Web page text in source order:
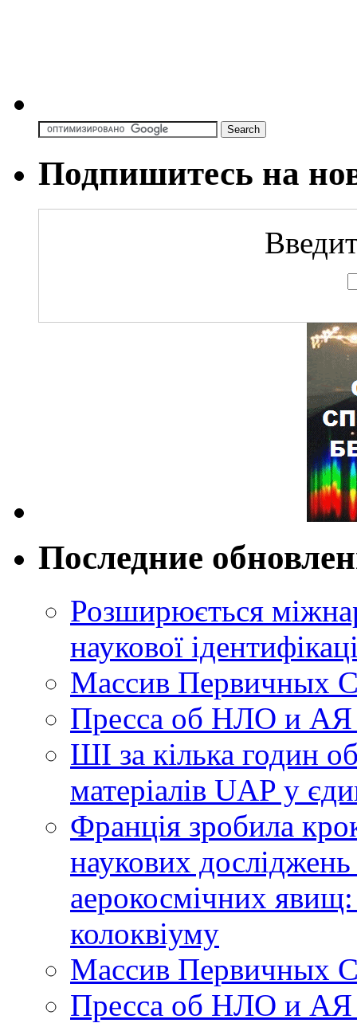
Подпишитесь на
Последние
Розширюється
наукової
Массив Первичных
Пресса об НЛО и
ШІ за кілька годин
матеріалів UAP у
Франція зробила
наукових
аерокосмічних
колоквіуму
Массив Первичных
Пресса об НЛО и